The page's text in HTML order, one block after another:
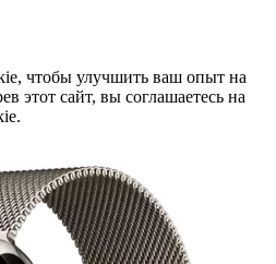
чтобы улучшить ваш опыт на
этот сайт, вы соглашаетесь на